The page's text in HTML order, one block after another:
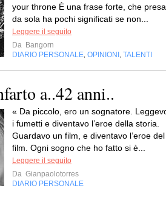
your throne È una frase forte, che presa
da sola ha pochi significati se non...
Leggere il seguito
Da Bangorn
DIARIO PERSONALE OPINIONI TALENTI
a..42 anni..
« Da piccolo, ero un sognatore.
i fumetti e diventavo l’eroe della storia.
Guardavo un film, e diventavo l’eroe del
film. Ogni sogno che ho fatto si è...
Leggere il seguito
Da Gianpaolotorres
DIARIO PERSONALE